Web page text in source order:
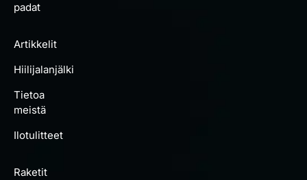
padat
Artikkelit
Hiilijalanjälki
Tietoa
meistä
Ilotulitteet
Raketit